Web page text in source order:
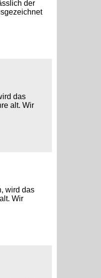
der
das
alt. Wir
wird das
Wir